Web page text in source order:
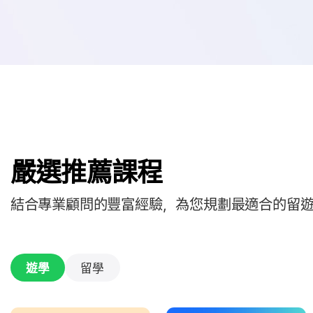
嚴選推薦課程
結合專業顧問的豐富經驗，為您規劃最適合的留
遊學 留學